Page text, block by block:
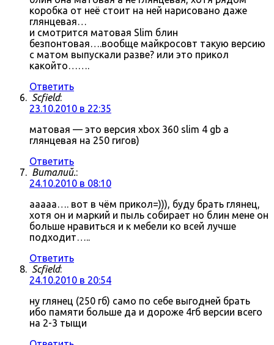
коробка от неё стоит на ней нарисовано даже
глянцевая…
и смотрится матовая Slim блин
безпонтовая….вообще майкросовт такую версию
с матом выпускали разве? или это прикол
какойто…….
Ответить
Scfield:
23.10.2010 в 22:35
матовая — это версия xbox 360 slim 4 gb а
глянцевая на 250 гигов)
Ответить
Виталий.:
24.10.2010 в 08:10
ааааа…. вот в чём прикол=))), буду брать глянец,
хотя он и маркий и пыль собирает но блин мене он
больше нравиться и к мебели ко всей лучше
подходит…..
Ответить
Scfield:
24.10.2010 в 20:54
ну глянец (250 гб) само по себе выгодней брать
ибо памяти больше да и дороже 4гб версии всего
на 2-3 тыщи